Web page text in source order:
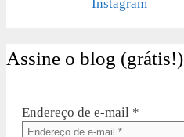
Assine o blog (grátis!)
Endereço de e-mail *